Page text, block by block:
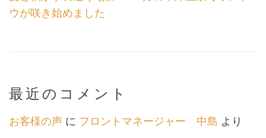
ウが咲き始めました
最近のコメント
お客様の声 に フロントマネージャー 中島 より